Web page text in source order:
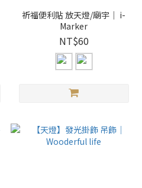
祈福便利貼 放天燈/廟宇｜ i-
Marker
NT$60